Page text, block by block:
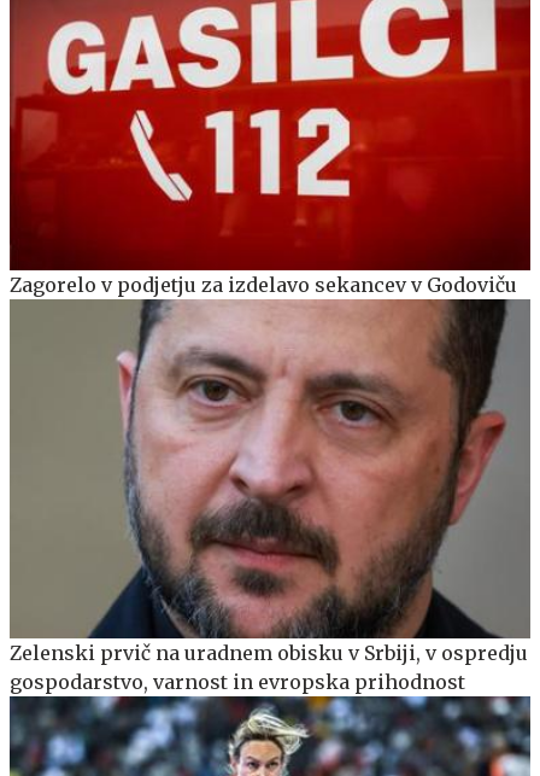
Zagorelo v podjetju za izdelavo sekancev v Godoviču
Zelenski prvič na uradnem obisku v Srbiji, v ospredju
gospodarstvo, varnost in evropska prihodnost